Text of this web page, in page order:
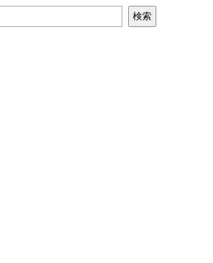
検索